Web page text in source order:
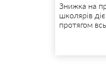
Знижка на
школярів
протягом